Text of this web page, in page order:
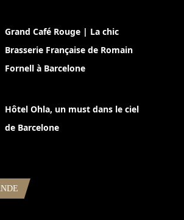
Grand Café Rouge | La chic
Brasserie Française de Romain
Fornell à Barcelone
Hôtel Ohla, un must dans le ciel
de Barcelone